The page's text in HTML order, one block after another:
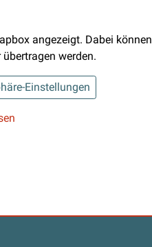
angezeigt. Dabei können
werden.
Einstellungen